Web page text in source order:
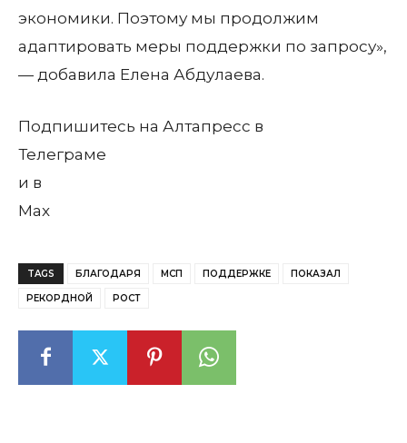
экономики. Поэтому мы продолжим
адаптировать меры поддержки по запросу»,
— добавила Елена Абдулаева.
Подпишитесь на Алтапресс в
Телеграме
и в
Max
TAGS БЛАГОДАРЯ МСП ПОДДЕРЖКЕ ПОКАЗАЛ
РЕКОРДНОЙ РОСТ